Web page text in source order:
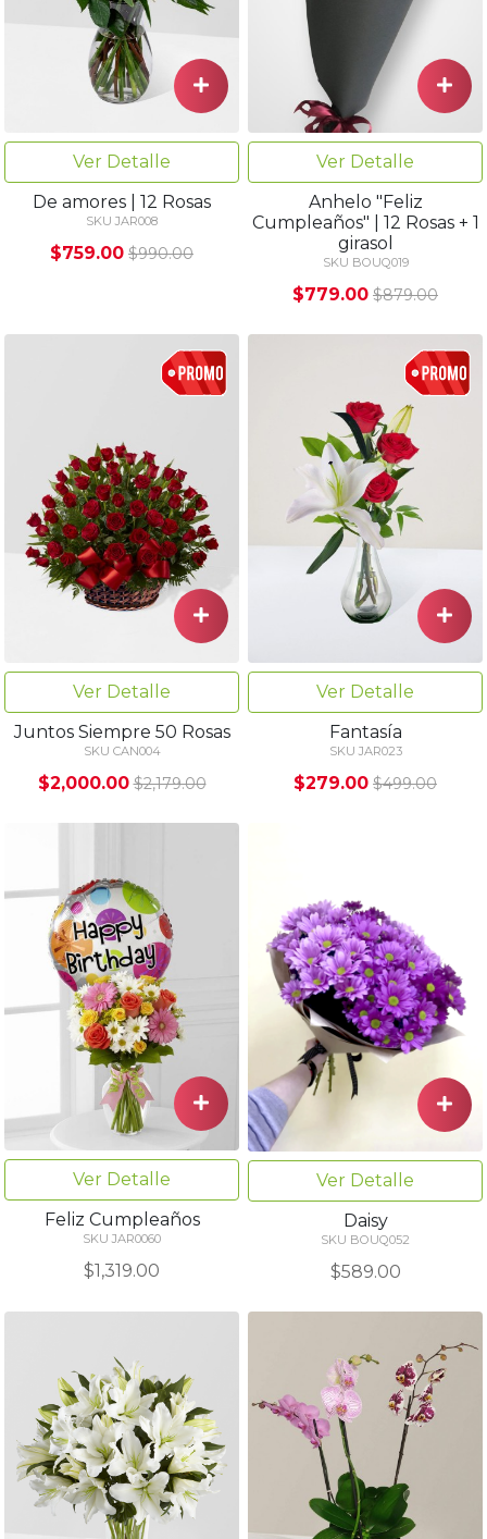
Ver Detalle
De amores | 12 Rosas
SKU JAR008
$759.00 $990.00
Ver Detalle
Anhelo "Feliz
Cumpleaños" | 12 Rosas + 1
girasol
SKU BOUQ019
$779.00 $879.00
Ver Detalle
Juntos Siempre 50 Rosas
SKU CAN004
$2,000.00 $2,179.00
Ver Detalle
Fantasía
SKU JAR023
$279.00 $499.00
Ver Detalle
Feliz Cumpleaños
SKU JAR0060
$1,319.00
Ver Detalle
Daisy
SKU BOUQ052
$589.00